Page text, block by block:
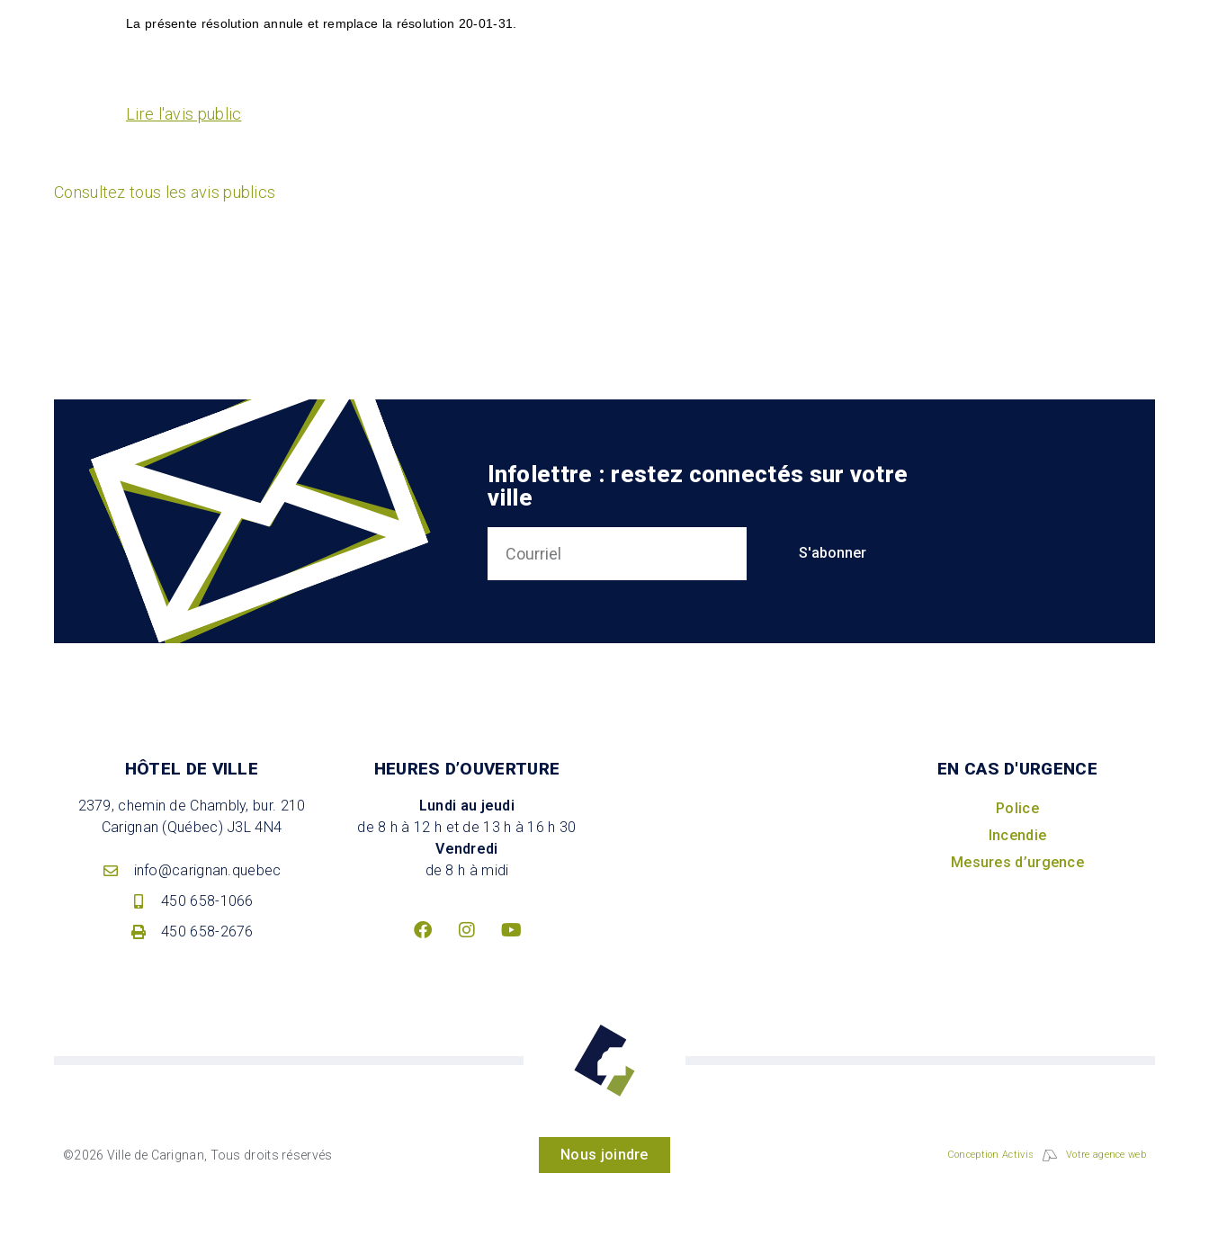
La présente résolution annule et remplace la résolution 20-01-31.
Lire l'avis public
Consultez tous les avis publics
Infolettre : restez connectés sur votre
ville
S'abonner
HÔTEL DE VILLE
2379, chemin de Chambly, bur. 210
Carignan (Québec) J3L 4N4
info@carignan.quebec
450 658-1066
450 658-2676
HEURES D’OUVERTURE
Lundi au jeudi
de 8 h à 12 h et de 13 h à 16 h 30
Vendredi
de 8 h à midi
EN CAS D'URGENCE
Police
Incendie
Mesures d’urgence
©2026 Ville de Carignan, Tous droits réservés Nous joindre Conception Activis Votre agence web